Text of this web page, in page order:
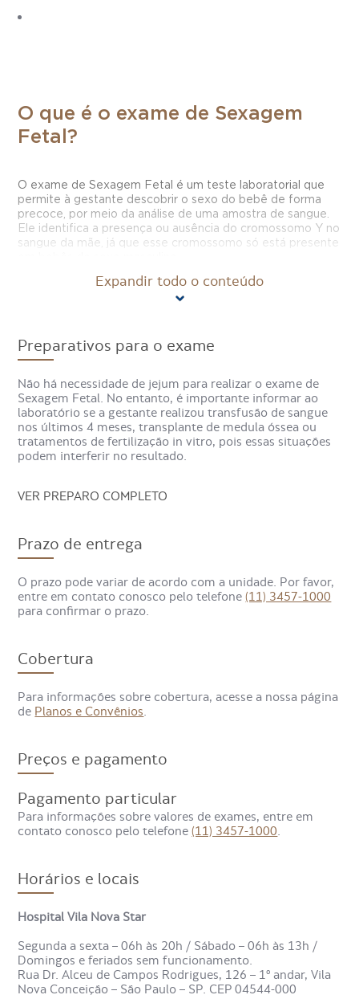
O que é o exame de Sexagem
Fetal?
O exame de Sexagem Fetal é um teste laboratorial que
permite à gestante descobrir o sexo do bebê de forma
precoce, por meio da análise de uma amostra de sangue.
Ele identifica a presença ou ausência do cromossomo Y no
sangue da mãe, já que esse cromossomo só está presente
Para que serve o exame de
ele poder ser identificado por ultrassonografia. É
especialmente útil para pais que desejam se preparar
antecipadamente ou em casos específicos de doenças
genéticas ligadas ao sexo, como hemofilia, que afeta
predominantemente meninos.
Como é feito o exame de
O exame é realizado por meio de uma coleta de sangue
coleta, a amostra é enviada para análise laboratorial, onde
é investigada a presença ou ausência do cromossomo Y. O
procedimento é rápido, seguro e não invasivo.
Quais são os sintomas ou
necessidade de um exame de
A realização do exame de Sexagem Fetal geralmente não
está relacionada a sintomas ou condições médicas
específicas, mas sim à vontade dos pais em descobrir o
sexo do bebê precocemente. Em casos de histórico
familiar de doenças genéticas ligadas ao sexo, o exame
O exame de Sexagem Fetal é
confiável?
Sim, o exame é considerado bastante confiável, com uma
taxa de acerto que pode ultrapassar 99%, desde que
realizado a partir da 8ª semana de gestação. A precisão
Expandir todo o conteúdo
Preparativos para o exame
Não há necessidade de jejum para realizar o exame de
Sexagem Fetal. No entanto, é importante informar ao
laboratório se a gestante realizou transfusão de sangue
nos últimos 4 meses, transplante de medula óssea ou
tratamentos de fertilização in vitro, pois essas situações
podem interferir no resultado.
VER PREPARO COMPLETO
Prazo de entrega
O prazo pode variar de acordo com a unidade. Por favor,
entre em contato conosco pelo telefone(11) 3457-1000
para confirmar o prazo.
Cobertura
Para informações sobre cobertura, acesse a nossa página
de Planos e Convênios
Preços e pagamento
Pagamento particular
Para informações sobre valores de exames, entre em
contato conosco pelo telefone(11) 3457-1000
Horários e locais
Hospital Vila Nova Star
Segunda a sexta – 06h às 20h / Sábado – 06h às 13h /
Domingos e feriados sem funcionamento.
Rua Dr. Alceu de Campos Rodrigues, 126 – 1º andar, Vila
Nova Conceição – São Paulo – SP. CEP 04544-000